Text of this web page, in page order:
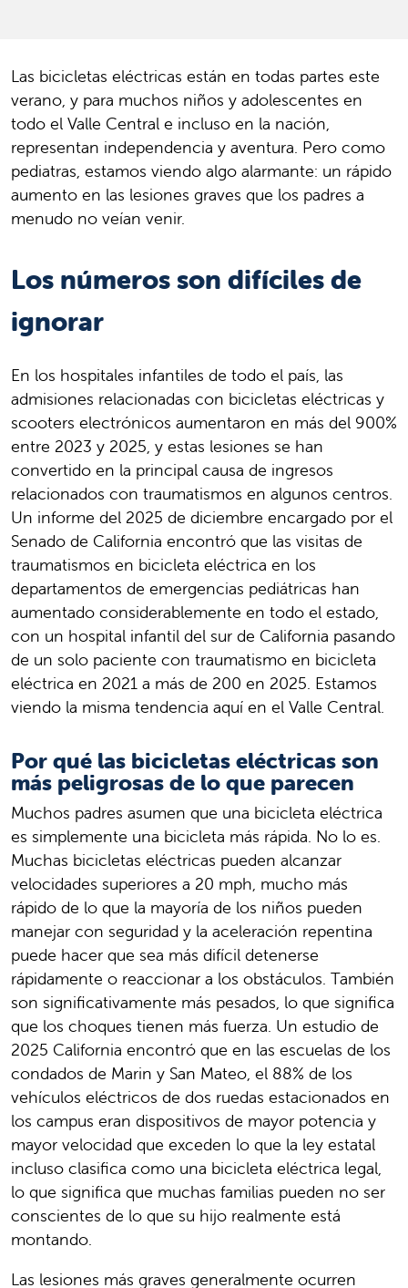
Las bicicletas eléctricas están en todas partes este
verano, y para muchos niños y adolescentes en
todo el Valle Central e incluso en la nación,
representan independencia y aventura. Pero como
pediatras, estamos viendo algo alarmante: un rápido
aumento en las lesiones graves que los padres a
menudo no veían venir.
Los números son difíciles de
ignorar
En los hospitales infantiles de todo el país, las
admisiones relacionadas con bicicletas eléctricas y
scooters electrónicos aumentaron en más del 900%
entre 2023 y 2025, y estas lesiones se han
convertido en la principal causa de ingresos
relacionados con traumatismos en algunos centros.
Un informe del 2025 de diciembre encargado por el
Senado de California encontró que las visitas de
traumatismos en bicicleta eléctrica en los
departamentos de emergencias pediátricas han
aumentado considerablemente en todo el estado,
con un hospital infantil del sur de California pasando
de un solo paciente con traumatismo en bicicleta
eléctrica en 2021 a más de 200 en 2025. Estamos
viendo la misma tendencia aquí en el Valle Central.
Por qué las bicicletas eléctricas son
más peligrosas de lo que parecen
Muchos padres asumen que una bicicleta eléctrica
es simplemente una bicicleta más rápida. No lo es.
Muchas bicicletas eléctricas pueden alcanzar
velocidades superiores a 20 mph, mucho más
rápido de lo que la mayoría de los niños pueden
manejar con seguridad y la aceleración repentina
puede hacer que sea más difícil detenerse
rápidamente o reaccionar a los obstáculos. También
son significativamente más pesados, lo que significa
que los choques tienen más fuerza. Un estudio de
2025 California encontró que en las escuelas de los
condados de Marin y San Mateo, el 88% de los
vehículos eléctricos de dos ruedas estacionados en
los campus eran dispositivos de mayor potencia y
mayor velocidad que exceden lo que la ley estatal
incluso clasifica como una bicicleta eléctrica legal,
lo que significa que muchas familias pueden no ser
conscientes de lo que su hijo realmente está
montando.
Las lesiones más graves generalmente ocurren